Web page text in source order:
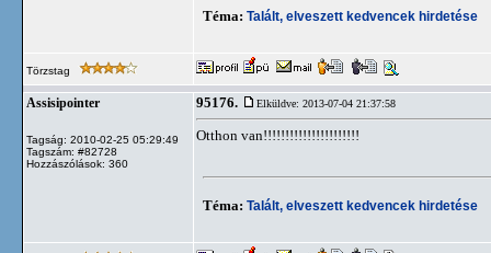
Téma: Talált, elveszett kedvencek hirdetése
Törzstag
Assisipointer
Tagság: 2010-02-25 05:29:49
Tagszám: #82728
Hozzászólások: 360
95176. Elküldve: 2013-07-04 21:37:58
Otthon van!!!!!!!!!!!!!!!!!!!!!!
Téma: Talált, elveszett kedvencek hirdetése